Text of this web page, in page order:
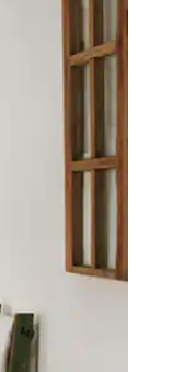
tikken of swipen.